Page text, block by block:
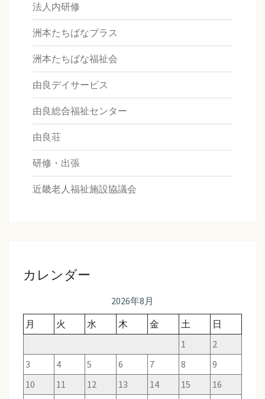
法人内研修
洲本たちばなプラス
洲本たちばな福祉会
由良デイサービス
由良総合福祉センター
由良荘
研修・出張
近畿老人福祉施設協議会
カレンダー
2026年8月
月
火 水 木 金 土
日
1
2
3
4 5 6 7 8
9
10
11 12 13 14 15
16